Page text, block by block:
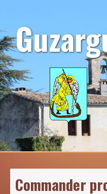
contenu
Commander